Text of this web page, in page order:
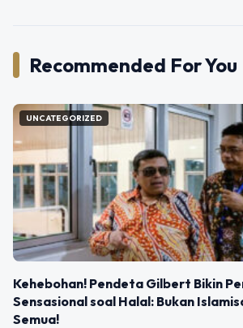
Recommended For You
UNCATEGORIZED
Kehebohan! Pendeta Gilbert Bikin
Sensasional soal Halal: Bukan
Semua!